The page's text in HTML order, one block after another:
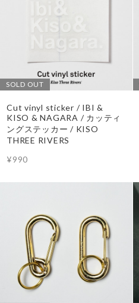
SOLD OUT
Cut vinyl sticker / IBI &
KISO & NAGARA / カッティ
ングステッカー / KISO
THREE RIVERS
¥990